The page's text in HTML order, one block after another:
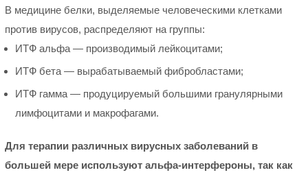
В медицине белки, выделяемые человеческими клетками
против вирусов, распределяют на группы:
ИТФ альфа — производимый лейкоцитами;
ИТФ бета — вырабатываемый фибробластами;
ИТФ гамма — продуцируемый большими гранулярными
лимфоцитами и макрофагами.
Для терапии различных вирусных заболеваний в
большей мере используют альфа-интерфероны, так как